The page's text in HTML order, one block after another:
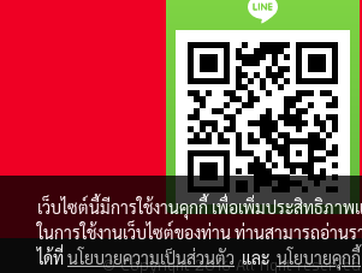
© Copyright 2016 All right
เว็บไซต์นี้มีการใช้งานคุกกี้ เพื่อเพิ่มประสิทธิภา
ในการใช้งานเว็บไซต์ของท่าน ท่านสามารถอ่านร
ได้ที่นโยบายความเป็นส่วนตัว และนโยบายคุกกี้